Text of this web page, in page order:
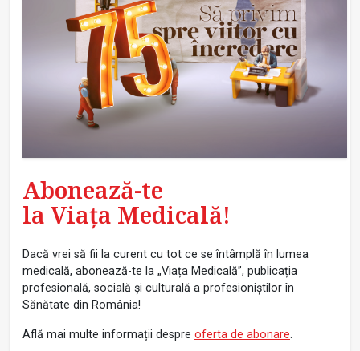
Abonează-te
la Viața Medicală!
Dacă vrei să fii la curent cu tot ce se întâmplă în lumea
medicală, abonează-te la „Viața Medicală”, publicația
profesională, socială și culturală a profesioniștilor în
Sănătate din România!
Află mai multe informații despre oferta de abonare.